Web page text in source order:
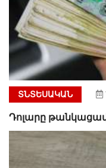
ՏՆՏԵՍԱԿԱՆ
Դոլարը